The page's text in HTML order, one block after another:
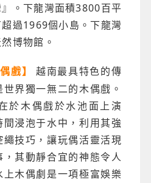
。下龍灣面積3800百平
過1969個小島。下龍灣
博物館。
戲】
越南最具特色的傳
界獨一無二的木偶戲。
於木偶戲於水池面上演
浸泡于水中，利用其強
技巧，讓玩偶活靈活現
其動靜合宜的神態令人
木偶劇是一項極富娛樂